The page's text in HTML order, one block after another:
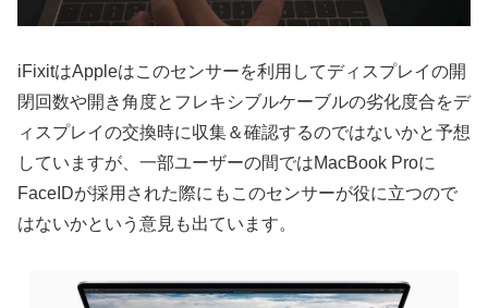
iFixitはAppleはこのセンサーを利用してディスプレイの開
閉回数や開き角度とフレキシブルケーブルの劣化度合をデ
ィスプレイの交換時に収集＆確認するのではないかと予想
していますが、一部ユーザーの間ではMacBook Proに
FaceIDが採用された際にもこのセンサーが役に立つので
はないかという意見も出ています。